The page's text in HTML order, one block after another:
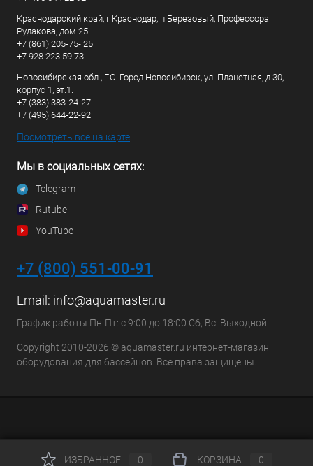
Краснодарский край, г Краснодар, п Березовый, Профессора
Рудакова, дом 25
+7 (861) 205-75- 25
+7 928 223 59 73
Новосибирская обл., Г.О. Город Новосибирск, ул. Планетная, д.30,
корпус 1, эт.1.
+7 (383) 383-24-27
+7 (495) 644-22-92
Посмотреть все на карте
Мы в социальных сетях:
Telegram
Rutube
YouTube
+7 (800) 551-00-91
Email: info@aquamaster.ru
График работы Пн-Пт: с 9:00 до 18:00 Сб, Вс: Выходной
Copyright 2010-2026 © aquamaster.ru интернет-магазин
оборудования для бассейнов. Все права защищены.
ИЗБРАННОЕ 0 КОРЗИНА 0